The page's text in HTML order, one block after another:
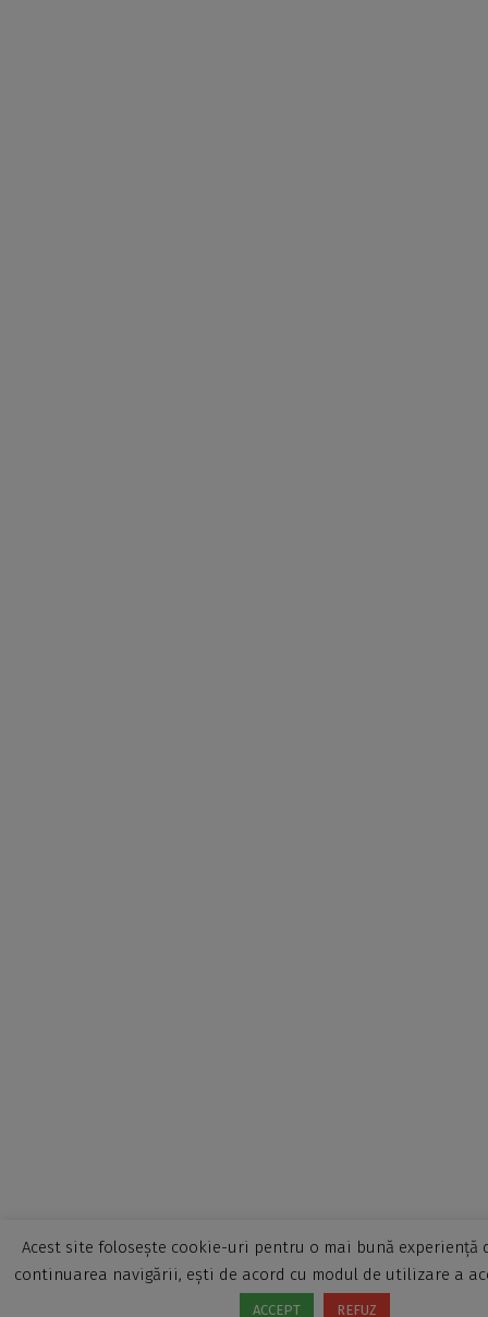
Acest site folosește cookie-uri pentru o mai bună experiență
continuarea navigării, ești de acord cu modul de utilizare a
ACCEPT REFUZ